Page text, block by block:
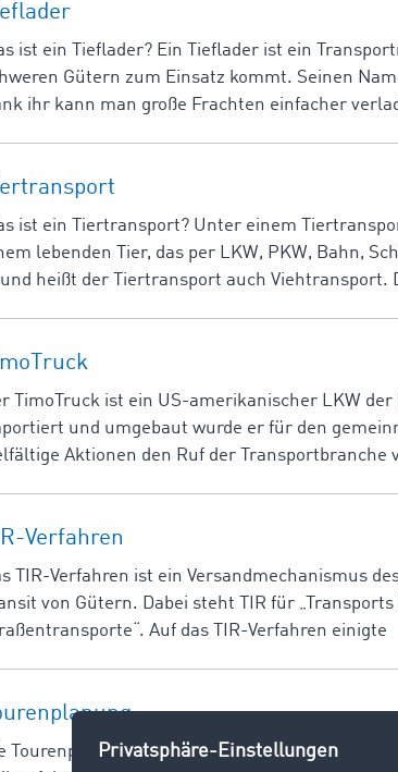
ist ein Tieflader? Ein Tieflader ist ein
Gütern zum Einsatz kommt. Seinen
ihr kann man große Frachten einfacher
ist ein Tiertransport? Unter einem
lebenden Tier, das per LKW, PKW, Bahn,
heißt der Tiertransport auch Viehtransport.
TimoTruck ist ein US-amerikanischer LKW
und umgebaut wurde er für den
Aktionen den Ruf der Transportbranche
Verfahren
TIR-Verfahren ist ein Versandmechanismus
von Gütern. Dabei steht TIR für
Auf das TIR-Verfahren einigte
Tourenplanung ist ein zentraler Prozess in